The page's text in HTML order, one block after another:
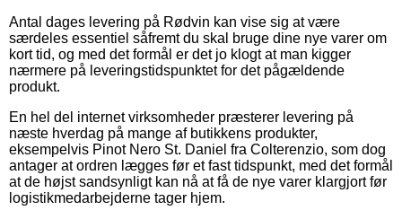
Antal dages levering på Rødvin kan vise sig at være
særdeles essentiel såfremt du skal bruge dine nye varer om
kort tid, og med det formål er det jo klogt at man kigger
nærmere på leveringstidspunktet for det pågældende
produkt.
En hel del internet virksomheder præsterer levering på
næste hverdag på mange af butikkens produkter,
eksempelvis Pinot Nero St. Daniel fra Colterenzio, som dog
antager at ordren lægges før et fast tidspunkt, med det formål
at de højst sandsynligt kan nå at få de nye varer klargjort før
logistikmedarbejderne tager hjem.